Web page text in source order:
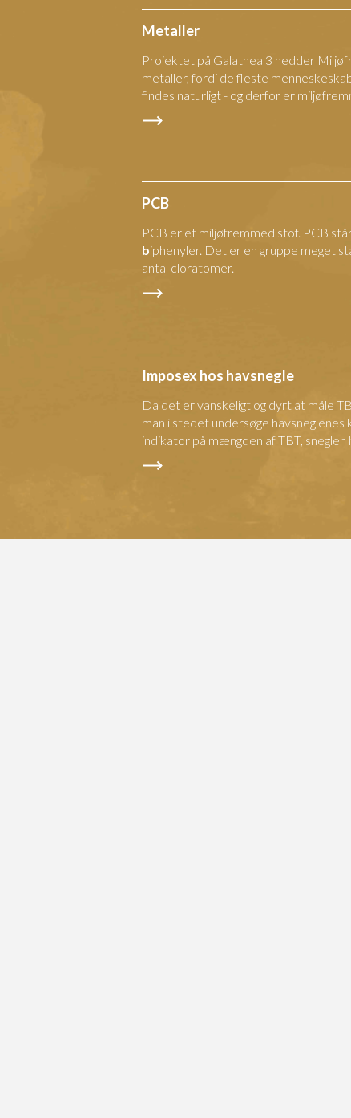
Metaller
Projektet på Galathea 3 hedder
metaller, fordi de fleste
findes naturligt - og derfor er
PCB
PCB er et miljøfremmed stof. PCB
biphenyler. Det er en gruppe meget
antal cloratomer.
Imposex hos havsnegle
Da det er vanskeligt og dyrt at måle
man i stedet undersøge havsneglenes
indikator på mængden af TBT,